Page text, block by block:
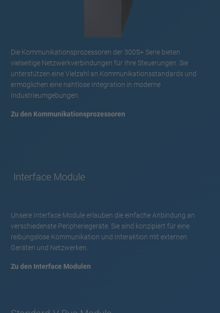
Die Kommunikationsprozessoren der 300S+ Serie bieten
vielseitige Netzwerkverbindungen für Ihre Steuerungen. Sie
unterstützen eine Vielzahl an Kommunikationsstandards und
ermöglichen eine nahtlose Integration in moderne
Industrieumgebungen.
Zu den Kommunikationsprozessoren
Interface Module
Unsere Interface Module erlauben die einfache Anbindung an
verschiedenste Peripheriegeräte. Sie sind konzipiert für eine
reibungslose Kommunikation und Interaktion mit externen
Geräten und Netzwerken.
Zu den Interface Modulen